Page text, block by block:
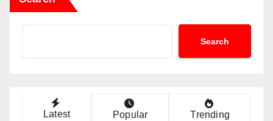
Search
Latest Popular Trending